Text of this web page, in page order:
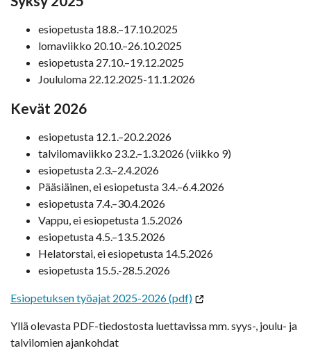
esiopetusta 18.8.–17.10.2025
lomaviikko 20.10.–26.10.2025
esiopetusta 27.10.–19.12.2025
Joululoma 22.12.2025-11.1.2026
Kevät 2026
esiopetusta 12.1.–20.2.2026
talvilomaviikko 23.2.–1.3.2026 (viikko 9)
esiopetusta 2.3.–2.4.2026
Pääsiäinen, ei esiopetusta 3.4.–6.4.2026
esiopetusta 7.4.–30.4.2026
Vappu, ei esiopetusta 1.5.2026
esiopetusta 4.5.–13.5.2026
Helatorstai, ei esiopetusta 14.5.2026
esiopetusta 15.5.-28.5.2026
Esiopetuksen työajat 2025-2026 (pdf)
Yllä olevasta PDF-tiedostosta luettavissa mm. syys-, joulu- ja
talvilomien ajankohdat